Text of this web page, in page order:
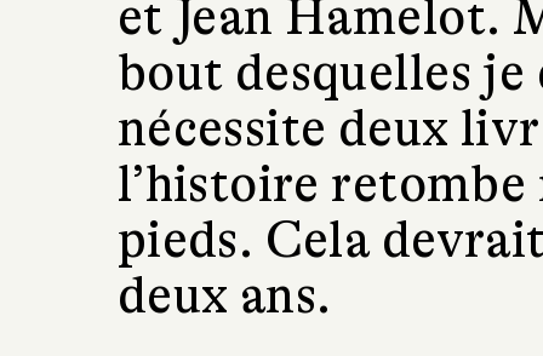
et Jean Hamelot.
bout desquelles
nécessite deux
l’histoire retombe
pieds. Cela
deux ans.